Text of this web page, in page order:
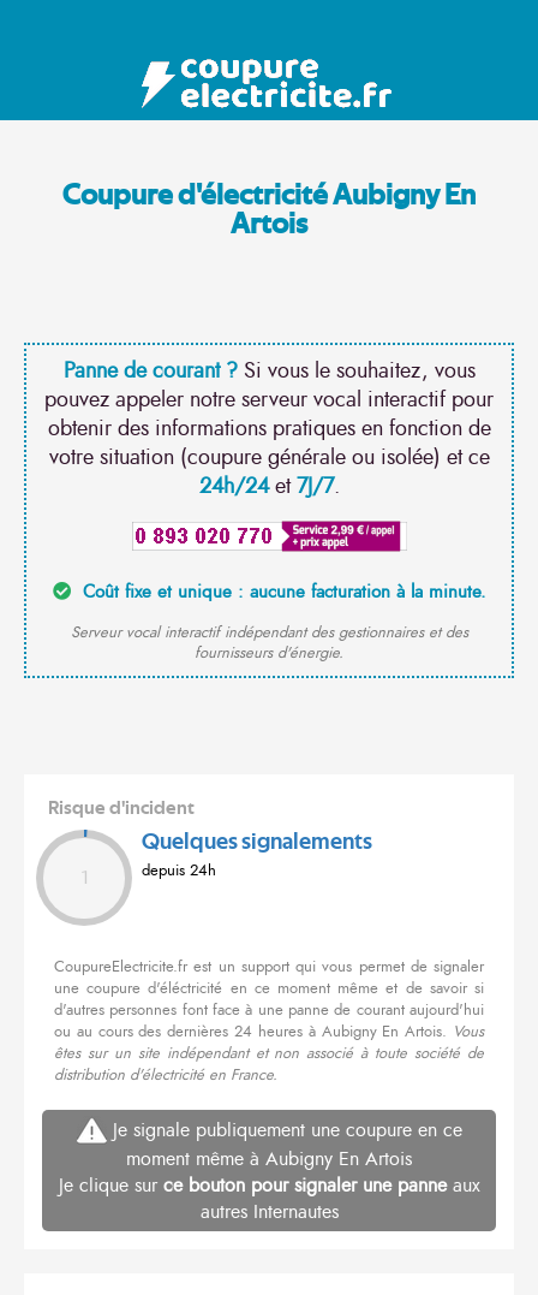
Coupure d'électricité Aubigny En
Artois
Panne de courant ?Si vous le souhaitez, vous
pouvez appeler notre serveur vocal interactif pour
obtenir des informations pratiques en fonction de
votre situation (coupure générale ou isolée) et ce
24h/24et7J/7.
Coût fixe et unique : aucune facturation à la minute.
Serveur vocal interactif indépendant des gestionnaires et des
fournisseurs d'énergie.
Risque d'incident
1
Quelques signalements
depuis 24h
CoupureElectricite.fr est un support qui vous permet de signaler
une coupure d'éléctricité en ce moment même et de savoir si
d'autres personnes font face à une panne de courant aujourd'hui
ou au cours des dernières 24 heures à Aubigny En Artois. Vous
êtes sur un site indépendant et non associé à toute société de
distribution d'électricité en France.
Je signale publiquement une coupure en ce
moment même à Aubigny En Artois
Je clique sur ce bouton pour signaler une panneaux
autres Internautes